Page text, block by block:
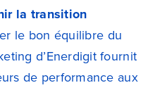
la transition
le bon équilibre du
d’Enerdigit fournit
de performance aux